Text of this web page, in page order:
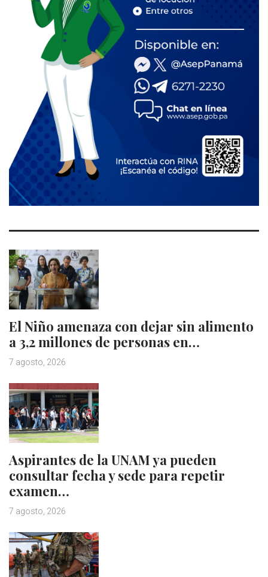
El Niño amenaza con dejar sin alimento
a 3,2 millones de personas en…
7 agosto, 2026
Aspirantes de la UNAM ya pueden
consultar fecha y sede para repetir
examen…
7 agosto, 2026